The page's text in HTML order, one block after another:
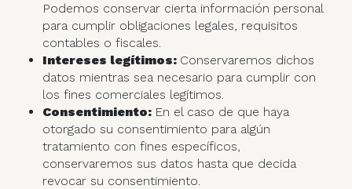
Podemos conservar cierta información personal
para cumplir obligaciones legales, requisitos
contables o fiscales.
Intereses legítimos: Conservaremos dichos
datos mientras sea necesario para cumplir con
los fines comerciales legítimos.
Consentimiento: En el caso de que haya
otorgado su consentimiento para algún
tratamiento con fines específicos,
conservaremos sus datos hasta que decida
revocar su consentimiento.